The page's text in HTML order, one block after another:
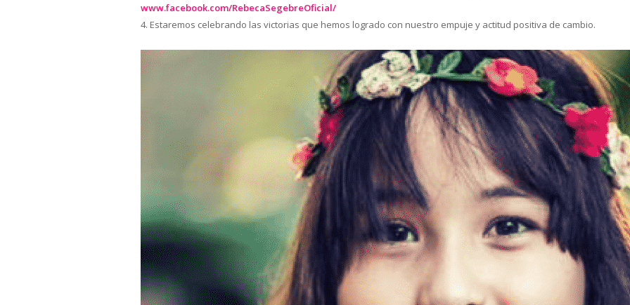
www.facebook.com/RebecaSegebreOficial/
4. Estaremos celebrando las victorias que hemos logrado con nuestro empuje y actitud positiva de cambio.